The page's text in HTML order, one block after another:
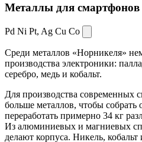
Металлы для смартфонов
Pd Ni Pt, Ag Cu Co
Среди металлов «Норникеля»
производства электроники:
серебро, медь и кобальт.
Для производства современных
больше металлов, чтобы
переработать примерно 34 кг
Из алюминиевых и магниевых
делают корпуса. Никель,